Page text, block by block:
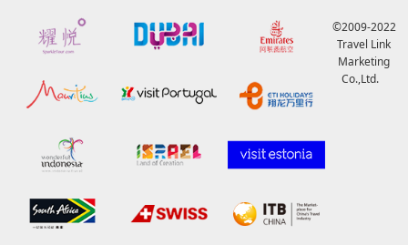
©2009-2022
Travel Link
Marketing
Co.,Ltd.